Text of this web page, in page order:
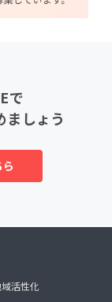
で
ましょう
活性化